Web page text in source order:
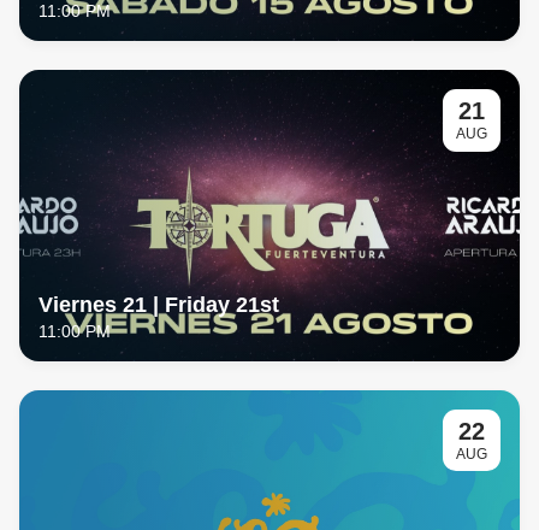
11:00 PM
21
AUG
Viernes 21 | Friday 21st
11:00 PM
22
AUG